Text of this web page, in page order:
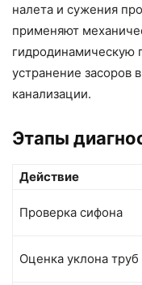
налета и сужения
применяют
гидродинамическую
устранение засоров
канализации.
Этапы
Действие
Проверка сифона
Оценка уклона труб